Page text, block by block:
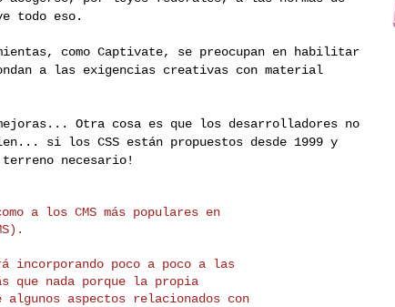
todo eso.
como Captivate, se preocupan en habilitar
a las exigencias creativas con material
Otra cosa es que los desarrolladores no
si los CSS están propuestos desde 1999 y
terreno necesario!
a los CMS más populares en
poco a poco a las
que nada porque la propia
aspectos relacionados con